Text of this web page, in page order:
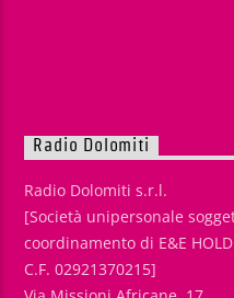
Radio Dolomiti
Radio Dolomiti s.r.l.
[Società unipersonale
coordinamento di E&E
C.F. 02921370215]